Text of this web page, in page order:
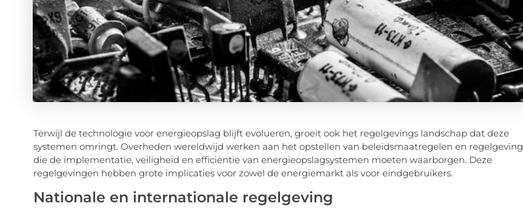
Terwijl de technologie voor energieopslag blijft evolueren, groeit ook het regelgevings landschap dat deze
systemen omringt. Overheden wereldwijd werken aan het opstellen van beleidsmaatregelen en regelgeving
die de implementatie, veiligheid en efficiëntie van energieopslagsystemen moeten waarborgen. Deze
regelgevingen hebben grote implicaties voor zowel de energiemarkt als voor eindgebruikers.
Nationale en internationale regelgeving